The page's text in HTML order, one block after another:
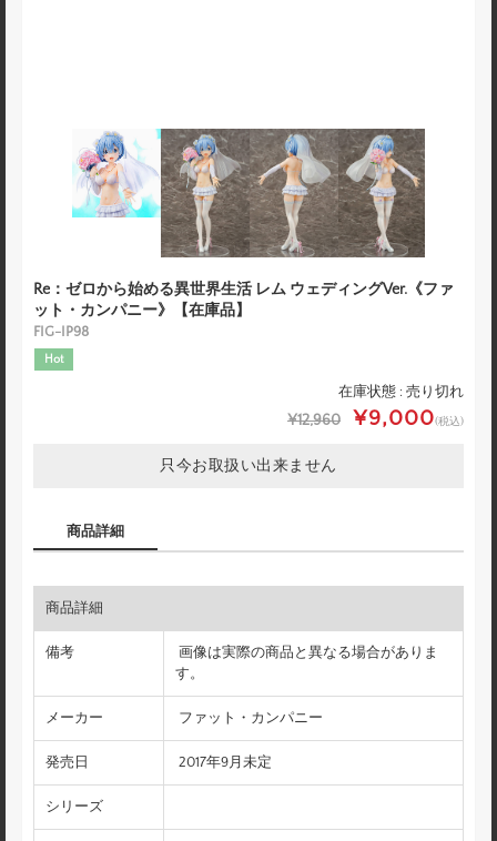
Re：ゼロから始める異世界生活 レム ウェディングVer.《ファ
ット・カンパニー》【在庫品】
FIG-IP98
Hot
在庫状態 : 売り切れ
¥12,960 ¥9,000(税込)
只今お取扱い出来ません
商品詳細
商品詳細
備考
画像は実際の商品と異なる場合がありま
す。
メーカー ファット・カンパニー
発売日 2017年9月未定
シリーズ